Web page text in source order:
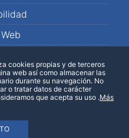
cookies propias y de terceros
web así como almacenar las
durante su navegación. No
o tratar datos de carácter
que acepta su uso .Más